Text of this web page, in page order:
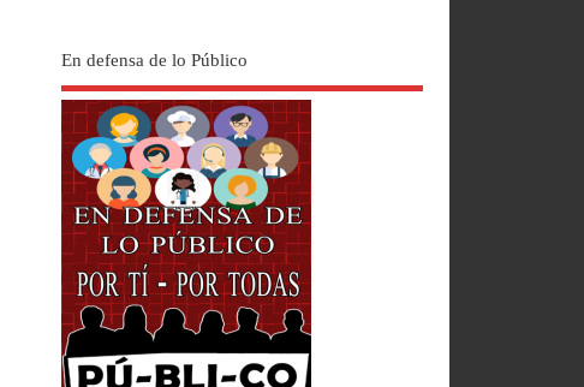
En defensa de lo Público